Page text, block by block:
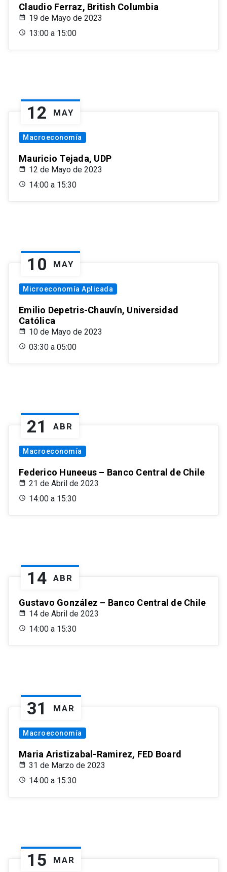
Claudio Ferraz, British Columbia
19 de Mayo de 2023
13:00 a 15:00
12 MAY
Macroeconomía
Mauricio Tejada, UDP
12 de Mayo de 2023
14:00 a 15:30
10 MAY
Microeconomía Aplicada
Emilio Depetris-Chauvín, Universidad
Católica
10 de Mayo de 2023
03:30 a 05:00
21 ABR
Macroeconomía
Federico Huneeus – Banco Central de Chile
21 de Abril de 2023
14:00 a 15:30
14 ABR
Gustavo González – Banco Central de Chile
14 de Abril de 2023
14:00 a 15:30
31 MAR
Macroeconomía
Maria Aristizabal-Ramirez, FED Board
31 de Marzo de 2023
14:00 a 15:30
15 MAR